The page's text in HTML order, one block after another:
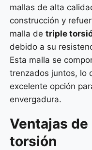
mallas de alta
construcción y
malla de triple
debido a su
Esta malla se
trenzados juntos, lo
excelente opción
envergadura.
Ventajas
torsión